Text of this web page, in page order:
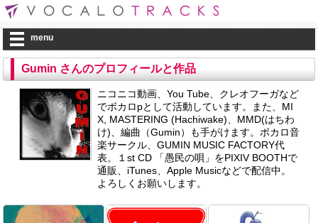
menu
Gumin さんのプロフィールと作品
ニコニコ動画、You Tube、クレオフーガなど
でボカロpとして活動しています。また、MI
X, MASTERING (Hachiwake)、MMD(はちわ
け)、編曲（Gumin）も手がけます。ボカロ音
楽サークル、GUMIN MUSIC FACTORY代
表。１st CD 「愚民の唄」をPIXIV BOOTHで
通販、iTunes、Apple Musicなどで配信中。
よろしくお願いします。